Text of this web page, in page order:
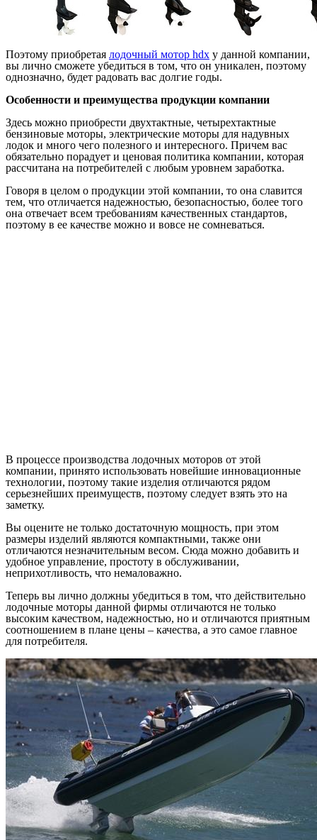
Поэтому приобретая лодочный мотор hdx у данной компании,
вы лично сможете убедиться в том, что он уникален, поэтому
однозначно, будет радовать вас долгие годы.
Особенности и преимущества продукции компании
Здесь можно приобрести двухтактные, четырехтактные
бензиновые моторы, электрические моторы для надувных
лодок и много чего полезного и интересного. Причем вас
обязательно порадует и ценовая политика компании, которая
рассчитана на потребителей с любым уровнем заработка.
Говоря в целом о продукции этой компании, то она славится
тем, что отличается надежностью, безопасностью, более того
она отвечает всем требованиям качественных стандартов,
поэтому в ее качестве можно и вовсе не сомневаться.
В процессе производства лодочных моторов от этой
компании, принято использовать новейшие инновационные
технологии, поэтому такие изделия отличаются рядом
серьезнейших преимуществ, поэтому следует взять это на
заметку.
Вы оцените не только достаточную мощность, при этом
размеры изделий являются компактными, также они
отличаются незначительным весом. Сюда можно добавить и
удобное управление, простоту в обслуживании,
неприхотливость, что немаловажно.
Теперь вы лично должны убедиться в том, что действительно
лодочные моторы данной фирмы отличаются не только
высоким качеством, надежностью, но и отличаются приятным
соотношением в плане цены – качества, а это самое главное
для потребителя.